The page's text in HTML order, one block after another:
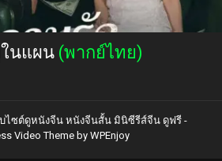
นแผน (พากย์ไทย)
บไซต์ดูหนังจีน หนังจีนสั้น มินิซีรีส์จีน ดูฟรี -
Video Themeby WPEnjoy